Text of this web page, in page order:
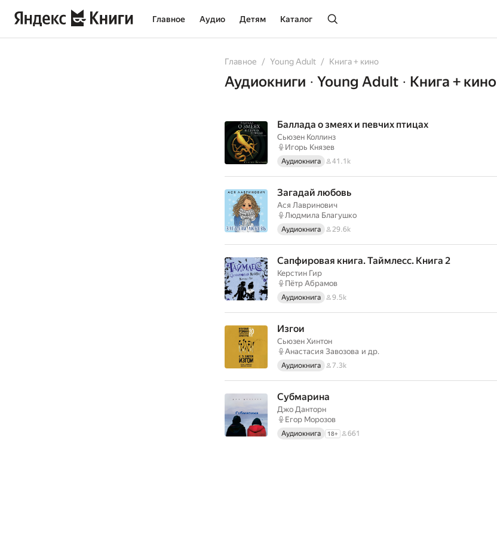
Главное Аудио Детям Каталог
Главное Young Adult Книга + кино
AllBooksAudiobooks
Аудиокниги • Young Adult • Книга + кино
Баллада о змеях и певчих птицах
Сьюзен Коллинз
Игорь Князев
Аудиокнига 41.1k
Загадай любовь
Ася Лавринович
Людмила Благушко
Аудиокнига 29.6k
Сапфировая книга. Таймлесс. Книга 2
Керстин Гир
Пётр Абрамов
Аудиокнига 9.5k
Изгои
Сьюзен Хинтон
Анастасия Завозова и др.
Аудиокнига 7.3k
Субмарина
Джо Данторн
Егор Морозов
Аудиокнига 18+ 661